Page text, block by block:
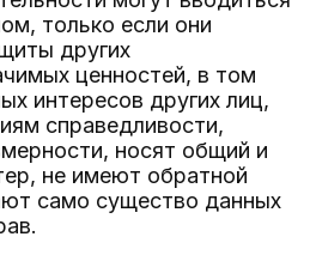
только если они
других
ценностей, в том
интересов других лиц,
справедливости,
носят общий и
не имеют обратной
само существо данных